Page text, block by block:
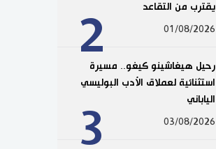
2
يقترب من التقاعد
01/08/2026
3
رحيل هيغاشينو كيغو.. مسيرة
استثنائية لعملاق الأدب البوليسي
الياباني
03/08/2026